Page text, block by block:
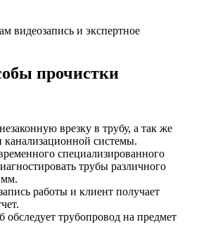
видеозапись и экспертное
прочистки
врезку в трубу, а так же
канализационной системы.
специализированного
трубы различного
мм.
работы и клиент получает
обследует трубопровод на предмет